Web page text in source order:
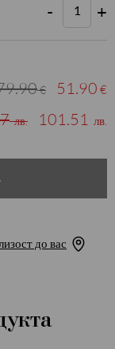
- +
€ 51.90 €
лв. 101.51 лв.
до вас